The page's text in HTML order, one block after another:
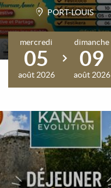
PORT-LOUIS
mercredi
05
août 2026
dimanche
09
août 2026